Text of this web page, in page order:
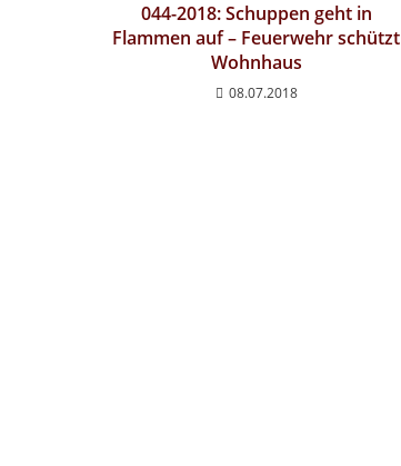
044-2018: Schuppen geht in
Flammen auf – Feuerwehr schützt
Wohnhaus
08.07.2018